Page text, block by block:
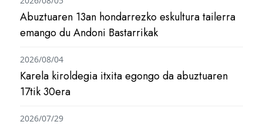
Abuztuaren 13an hondarrezko eskultura tailerra
emango du Andoni Bastarrikak
Karela kiroldegia itxita egongo da abuztuaren
17tik 30era
2026/08/04
2026/07/29